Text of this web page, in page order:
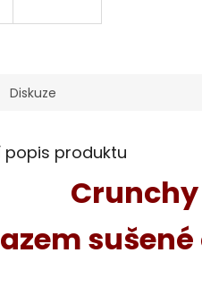
Diskuze
popis produktu